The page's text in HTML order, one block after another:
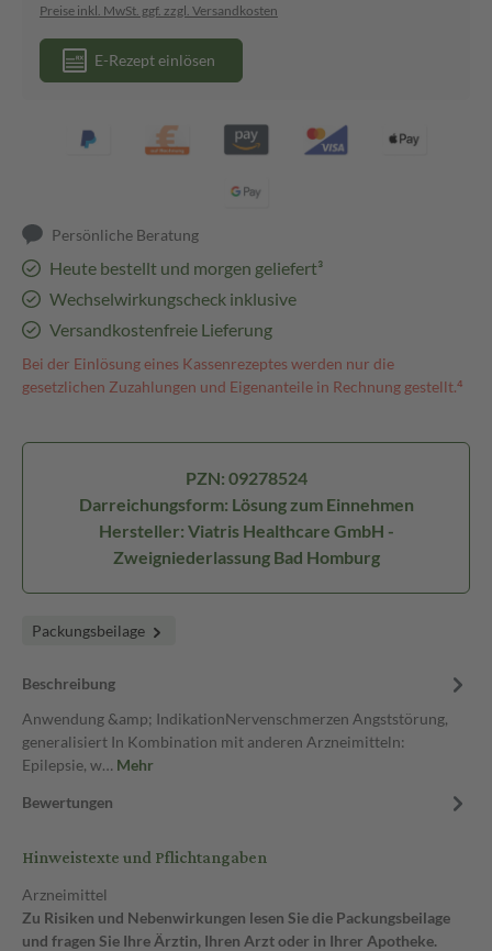
Preise inkl. MwSt. ggf. zzgl. Versandkosten
E-Rezept einlösen
Persönliche Beratung
Heute bestellt und morgen geliefert³
Wechselwirkungscheck inklusive
Versandkostenfreie Lieferung
Bei der Einlösung eines Kassenrezeptes werden nur die
gesetzlichen Zuzahlungen und Eigenanteile in Rechnung gestellt.⁴
PZN: 09278524
Darreichungsform: Lösung zum Einnehmen
Hersteller: Viatris Healthcare GmbH -
Zweigniederlassung Bad Homburg
Packungsbeilage
Beschreibung
Anwendung &amp; IndikationNervenschmerzen Angststörung,
generalisiert In Kombination mit anderen Arzneimitteln:
Epilepsie, w… Mehr
Bewertungen
Hinweistexte und Pflichtangaben
Arzneimittel
Zu Risiken und Nebenwirkungen lesen Sie die Packungsbeilage
und fragen Sie Ihre Ärztin, Ihren Arzt oder in Ihrer Apotheke.